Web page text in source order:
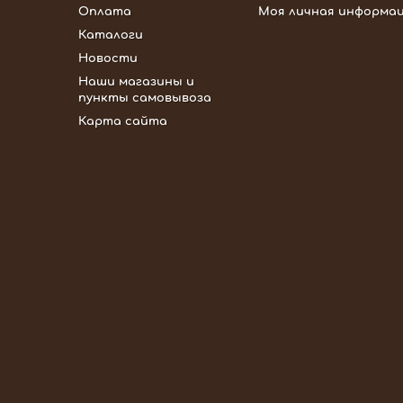
Оплата
Каталоги
Новости
Наши магазины и
пункты самовывоза
Карта сайта
Моя личная